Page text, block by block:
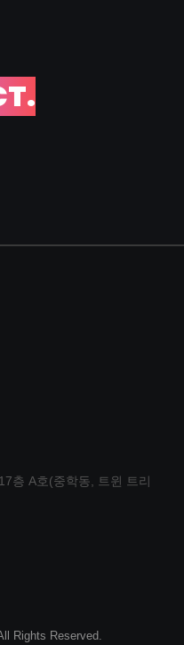
T.
층 A호(중학동, 트윈 트리
Rights Reserved.